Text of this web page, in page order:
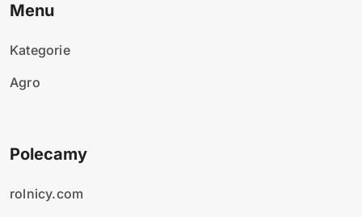
Menu
Kategorie
Agro
Polecamy
rolnicy.com